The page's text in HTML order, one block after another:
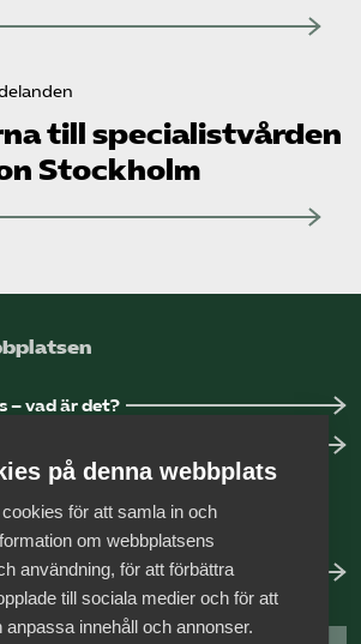
till specialistvården
Stockholm
– vad är det?
på denna webbplats
för att samla in och
om webbplatsens
användning, för att förbättra
till sociala medier och för att
anpassa innehåll och annonser.